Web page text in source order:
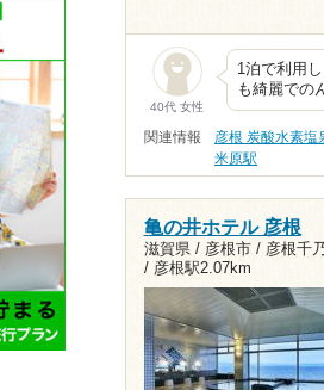
40代 女性
1泊で利用
も綺麗での
関連情報 彦根 炭酸水素塩
米原駅
亀の井ホテル 彦根
滋賀県 / 彦根市 / 彦根千
/ 彦根駅2.07km